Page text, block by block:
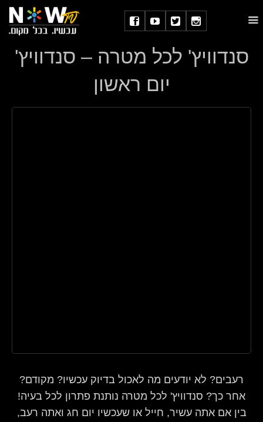
סנדוויץ' לכל מטרה – סנדוויץ'
יום ראשון
רעבים? לא יודעים מה לאכול בדיוק עכשיו? מקודם?
אחר כך? סנדוויץ' לכל מטרה נותנת פתרון לכל בעיה!
בין אם אתה עשיר, חייל או שעכשיו יום חג ואתה רעב,